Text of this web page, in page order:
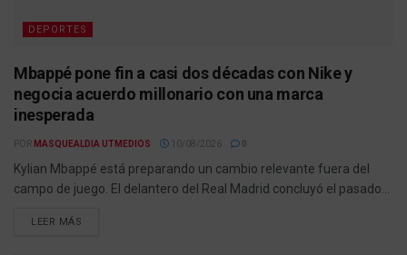
DEPORTES
Mbappé pone fin a casi dos décadas con Nike y
negocia acuerdo millonario con una marca
inesperada
POR MASQUEALDIA UTMEDIOS 10/08/2026
Kylian Mbappé está preparando un cambio relevante fuera del
campo de juego. El delantero del Real Madrid concluyó el pasado...
LEER MÁS